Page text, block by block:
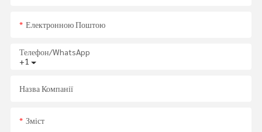
Електронною Поштою
+1
Телефон/WhatsApp
Назва Компанії
Зміст